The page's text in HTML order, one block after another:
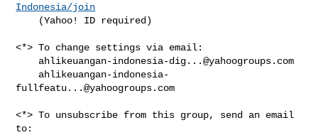
Indonesia/join
<*> To change settings via email:
ahlikeuangan-indonesia-dig...@yahoogroups.com
ahlikeuangan-indonesia-
fullfeatu...@yahoogroups.com
<*> To unsubscribe from this group, send an email
to: